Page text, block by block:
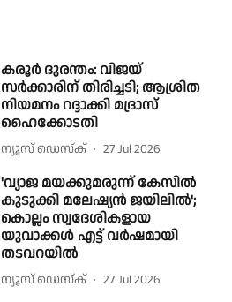
കരൂർ ദുരന്തം: വിജയ്
സര്‍ക്കാരിന് തിരിച്ചടി; ആശ്രിത
നിയമനം റദ്ദാക്കി മദ്രാസ്
ഹൈക്കോടതി
ന്യൂസ് ഡെസ്ക് 27 Jul 2026
'വ്യാജ മയക്കുമരുന്ന് കേസിൽ
കുടുക്കി മലേഷ്യൻ ജയിലിൽ';
കൊല്ലം സ്വദേശികളായ
യുവാക്കൾ എട്ട് വർഷമായി
തടവറയിൽ
ന്യൂസ് ഡെസ്ക് 27 Jul 2026